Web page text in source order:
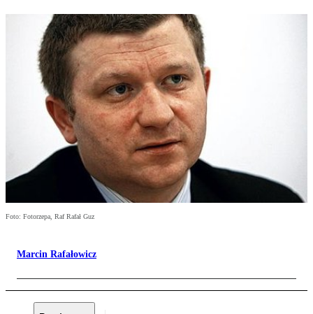
Foto: Fotorzepa, Raf Rafał Guz
Marcin Rafałowicz